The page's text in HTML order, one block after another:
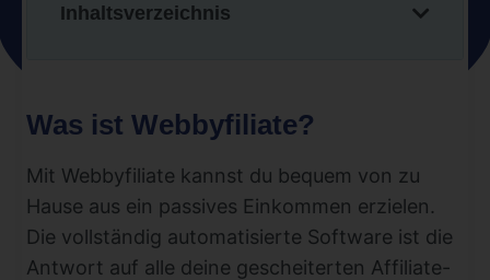
Inhaltsverzeichnis
Was ist Webbyfiliate?
Mit Webbyfiliate kannst du bequem von zu
Hause aus ein passives Einkommen erzielen.
Die vollständig automatisierte Software ist die
Antwort auf alle deine gescheiterten Affiliate-